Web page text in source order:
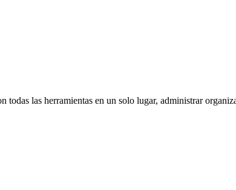
las herramientas en un solo lugar, administrar